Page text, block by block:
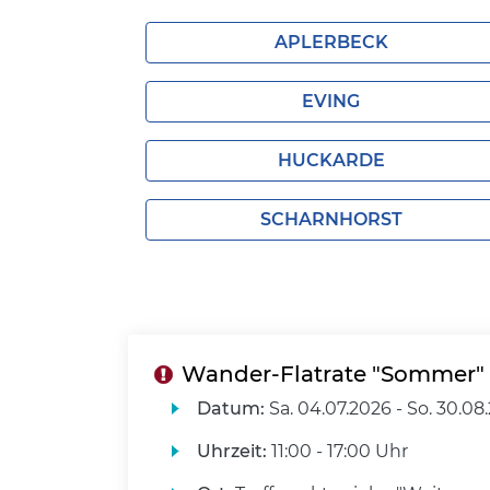
APLERBECK
EVING
HUCKARDE
SCHARNHORST
Wander-Flatrate "Sommer"
Datum: Sa. 04.07.2026 - So.
Uhrzeit: 11:00 - 17:00 Uhr